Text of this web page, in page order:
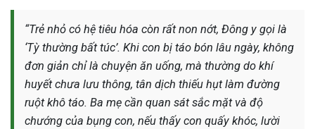
“Trẻ nhỏ có hệ tiêu hóa còn rất non nớt, Đông y gọi là
‘Tỳ thường bất túc’. Khi con bị táo bón lâu ngày, không
đơn giản chỉ là chuyện ăn uống, mà thường do khí
huyết chưa lưu thông, tân dịch thiếu hụt làm đường
ruột khô táo. Ba mẹ cần quan sát sắc mặt và độ
chướng của bụng con, nếu thấy con quấy khóc, lười